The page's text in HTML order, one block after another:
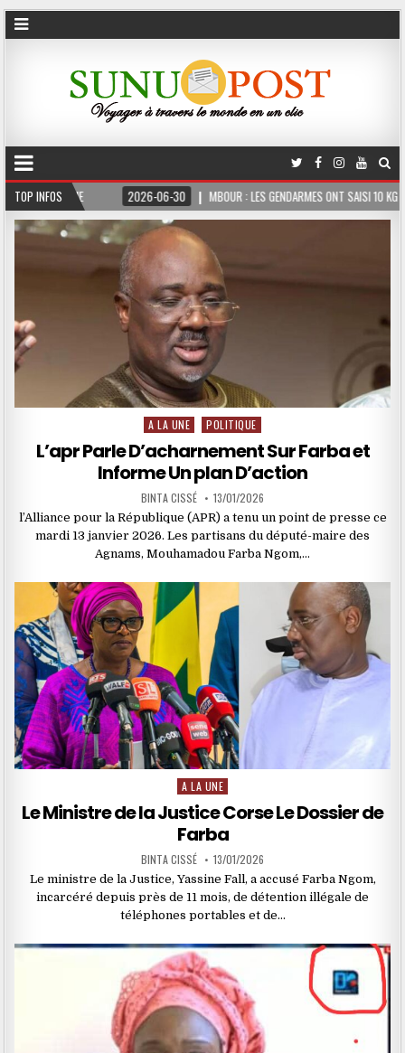
TOP INFOS 2026-06-30 MBOUR : LES GENDARMES ONT SAISI 10 KG DE
Posted
in
A LA UNE POLITIQUE
L’apr Parle D’acharnement Sur Farba et
Informe Un plan D’action
BINTA CISSÉ 13/01/2026
l’Alliance pour la République (APR) a tenu un point de presse ce
mardi 13 janvier 2026. Les partisans du député-maire des
Agnams, Mouhamadou Farba Ngom,…
Posted
A LA UNE
Le Ministre de la Justice Corse Le Dossier de
Farba
BINTA CISSÉ 13/01/2026
Le ministre de la Justice, Yassine Fall, a accusé Farba Ngom,
incarcéré depuis près de 11 mois, de détention illégale de
téléphones portables et de…